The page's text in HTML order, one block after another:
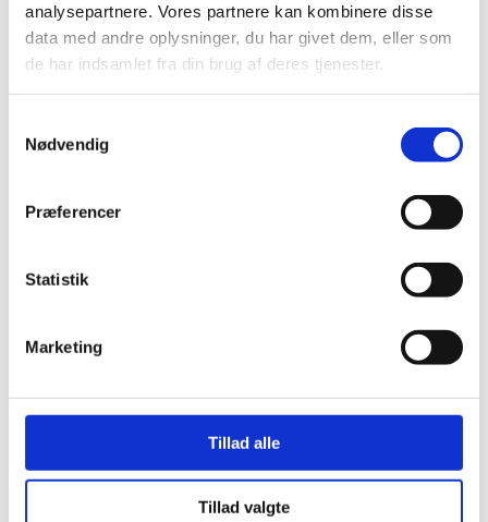
analysepartnere. Vores partnere kan kombinere disse
data med andre oplysninger, du har givet dem, eller som
de har indsamlet fra din brug af deres tjenester.
Nødvendig
Præferencer
Statistik
Marketing
Tillad alle
Tillad valgte
Smykkedisplays